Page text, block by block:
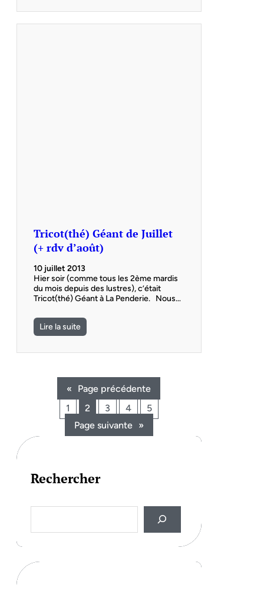
Tricot(thé) Géant de Juillet
(+ rdv d’août)
10 juillet 2013
Hier soir (comme tous les 2ème mardis
du mois depuis des lustres), c’était
Tricot(thé) Géant à La Penderie. Nous…
Lire la suite
«
Page précédente
1
2 3 4
5
Page suivante »
Rechercher
a
h